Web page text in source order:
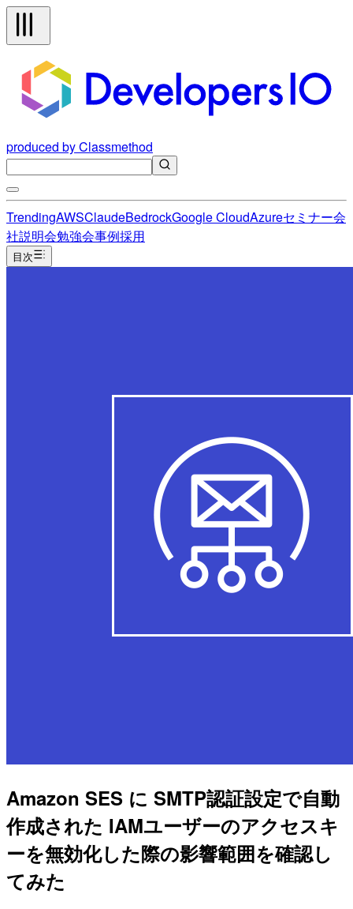
produced by Classmethod
TrendingAWSClaudeBedrockGoogle CloudAzureセミナー会
社説明会勉強会事例採用
目次
Amazon SES に SMTP認証設定で自動
作成された IAMユーザーのアクセスキ
ーを無効化した際の影響範囲を確認し
てみた